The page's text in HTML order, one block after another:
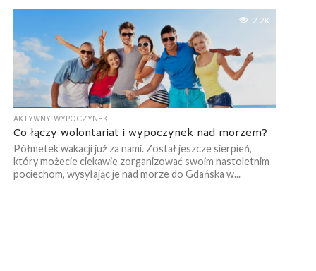
2.2K
AKTYWNY WYPOCZYNEK
Co łączy wolontariat i wypoczynek nad morzem?
Półmetek wakacji już za nami. Został jeszcze sierpień,
który możecie ciekawie zorganizować swoim nastoletnim
pociechom, wysyłając je nad morze do Gdańska w...